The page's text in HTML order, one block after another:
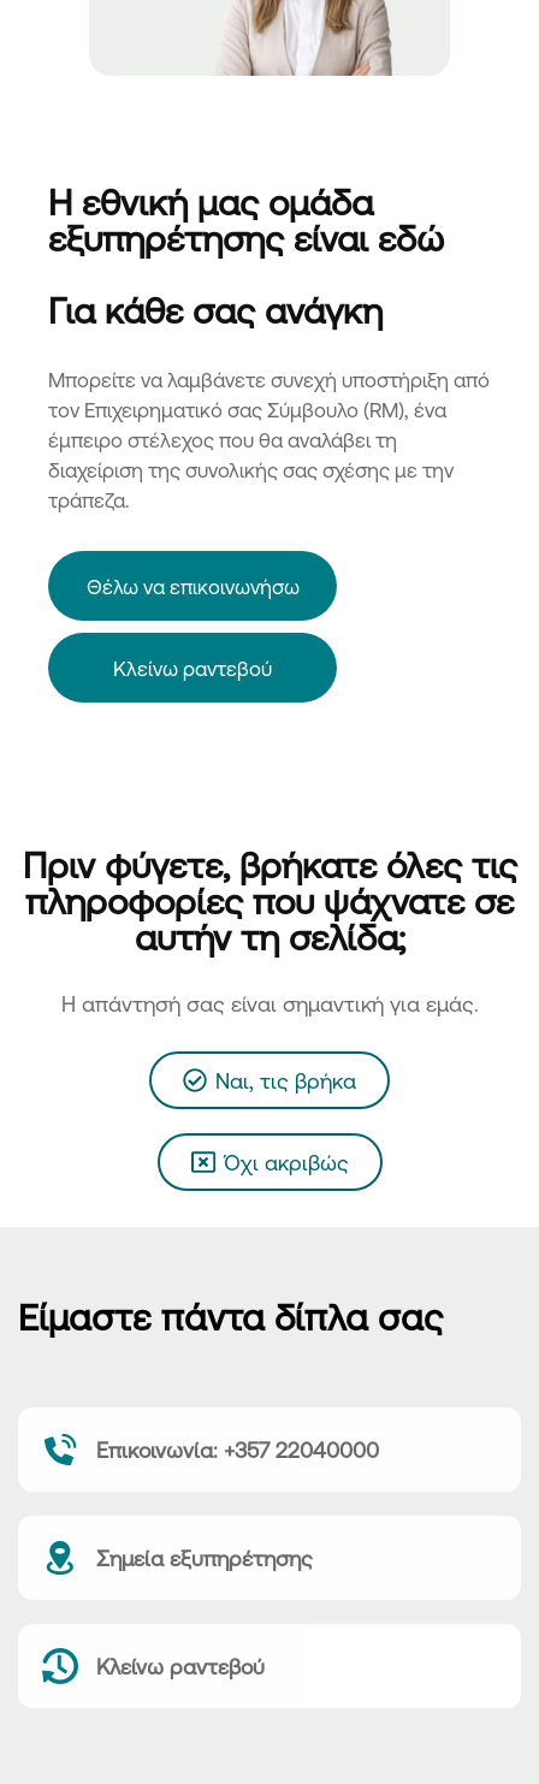
Η εθνική μας ομάδα
εξυπηρέτησης είναι εδώ
Για κάθε σας ανάγκη
Μπορείτε να λαμβάνετε συνεχή υποστήριξη από
τον Επιχειρηματικό σας Σύμβουλο (RM), ένα
έμπειρο στέλεχος που θα αναλάβει τη
διαχείριση της συνολικής σας σχέσης με την
τράπεζα.
Θέλω να επικοινωνήσω
Κλείνω ραντεβού
Πριν φύγετε, βρήκατε όλες τις
πληροφορίες που ψάχνατε σε
αυτήν τη σελίδα;
H απάντησή σας είναι σημαντική για εμάς.
Ναι, τις βρήκα
Όχι ακριβώς
Είμαστε πάντα δίπλα σας
Επικοινωνία: +357 22040000
Σημεία εξυπηρέτησης
Κλείνω ραντεβού